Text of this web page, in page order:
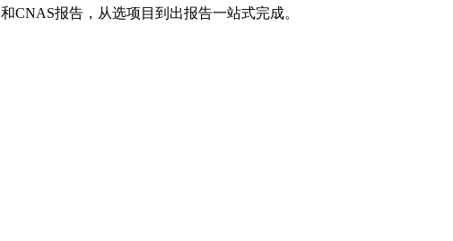
CNAS报告，从选项目到出报告一站式完成。